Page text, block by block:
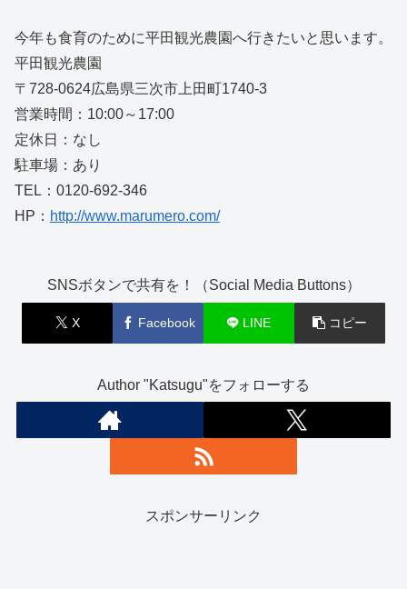
今年も食育のために平田観光農園へ行きたいと思います。
平田観光農園
〒728-0624広島県三次市上田町1740-3
営業時間：10:00～17:00
定休日：なし
駐車場：あり
TEL：0120-692-346
HP： http://www.marumero.com/
SNSボタンで共有を！（Social Media Buttons）
X Facebook LINE コピー
Author "Katsugu"をフォローする
スポンサーリンク